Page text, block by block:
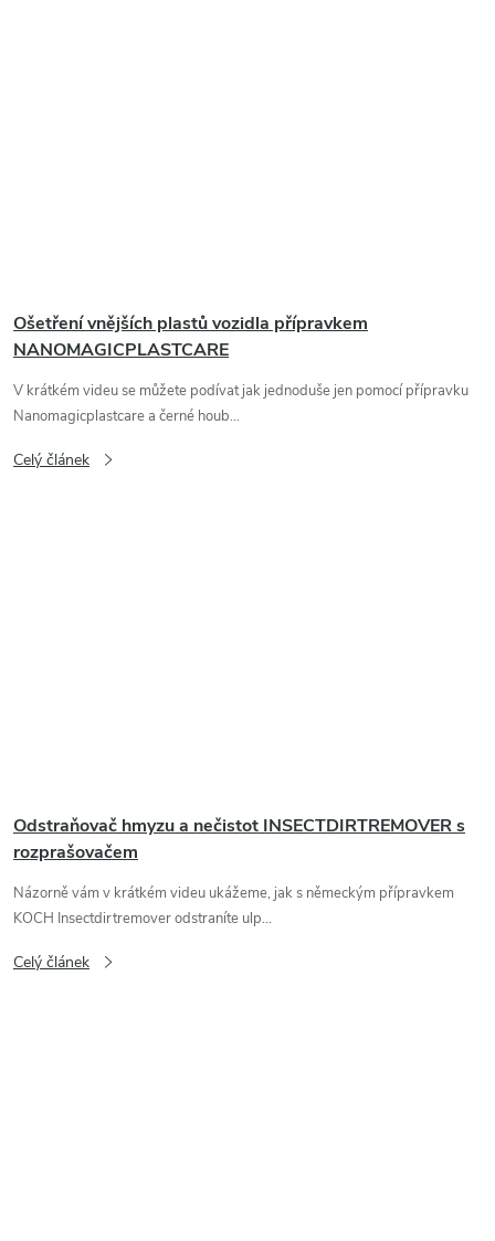
Ošetření vnějších plastů vozidla přípravkem
NANOMAGICPLASTCARE
V krátkém videu se můžete podívat jak jednoduše jen pomocí přípravku
Nanomagicplastcare a černé houb...
Celý článek
Odstraňovač hmyzu a nečistot INSECTDIRTREMOVER s
rozprašovačem
Názorně vám v krátkém videu ukážeme, jak s německým přípravkem
KOCH Insectdirtremover odstraníte ulp...
Celý článek